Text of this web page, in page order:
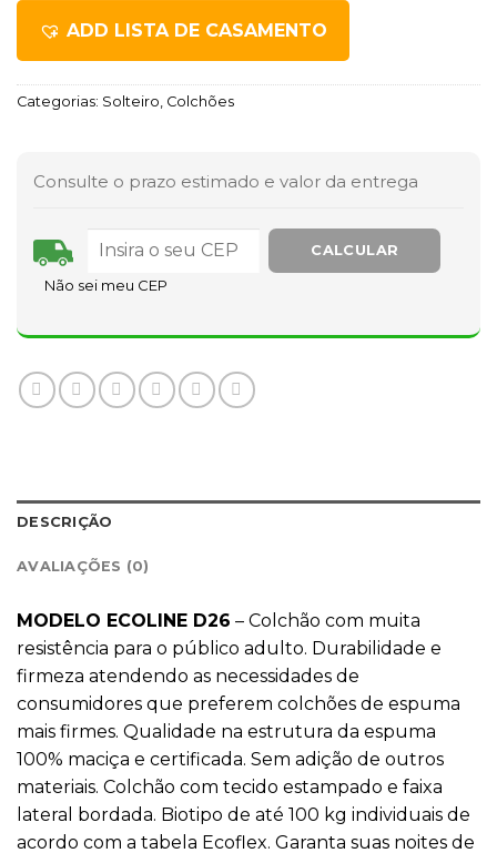
ADD LISTA DE CASAMENTO
Categorias: Solteiro Colchões
Consulte o prazo estimado e valor da entrega
Não sei meu CEP
DESCRIÇÃO
AVALIAÇÕES (0)
MODELO ECOLINE D26 – Colchão com muita
resistência para o público adulto. Durabilidade e
firmeza atendendo as necessidades de
consumidores que preferem colchões de espuma
mais firmes. Qualidade na estrutura da espuma
100% maciça e certificada. Sem adição de outros
materiais. Colchão com tecido estampado e faixa
lateral bordada. Biotipo de até 100 kg individuais de
acordo com a tabela Ecoflex. Garanta suas noites de